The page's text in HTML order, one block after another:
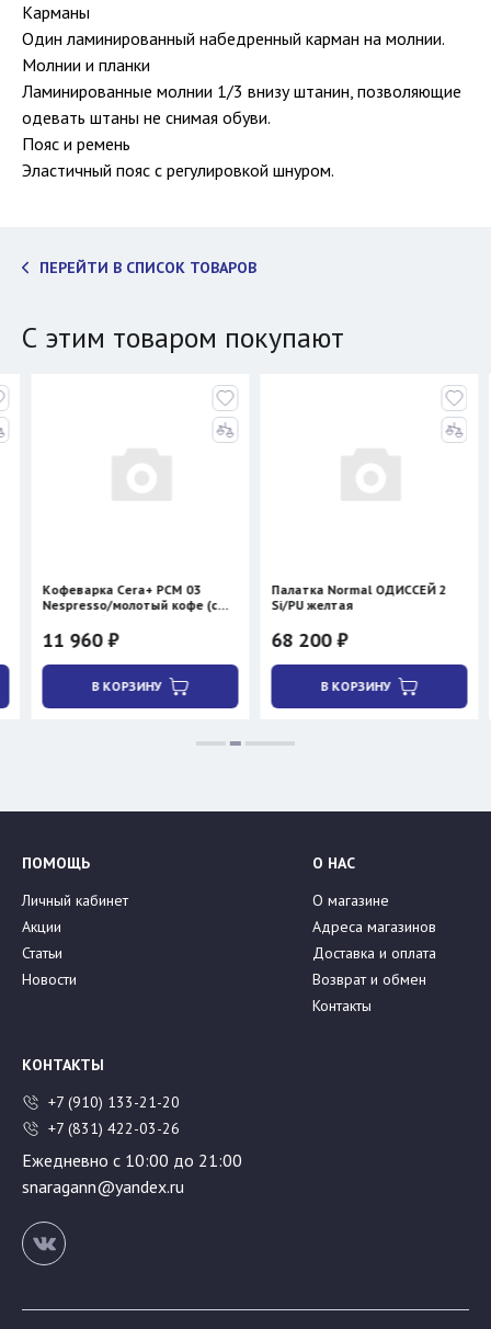
Карманы
Один ламинированный набедренный карман на молнии.
Молнии и планки
Ламинированные молнии 1/3 внизу штанин, позволяющие
одевать штаны не снимая обуви.
Пояс и ремень
Эластичный пояс с регулировкой шнуром.
ПЕРЕЙТИ В СПИСОК ТОВАРОВ
С этим товаром покупают
Cera+ PCM 03
молотый кофе (с
Палатка Normal ОДИССЕЙ 2
Si/PU желтая
Палатка
ПОМОЩЬ
Личный кабинет
Акции
Статьи
Новости
О НАС
О магазине
Адреса магазинов
Доставка и оплата
Возврат и обмен
Контакты
КОНТАКТЫ
+7 (910) 133-21-20
+7 (831) 422-03-26
Ежедневно с 10:00 до 21:00
snaragann@yandex.ru